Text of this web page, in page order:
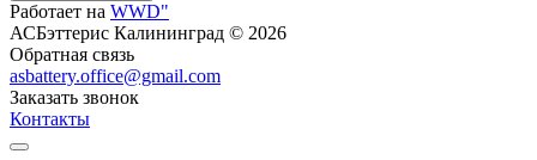
Работает на WWD"
АСБэттерис Калининград © 2026
Обратная связь
asbattery.office@gmail.com
Заказать звонок
Контакты